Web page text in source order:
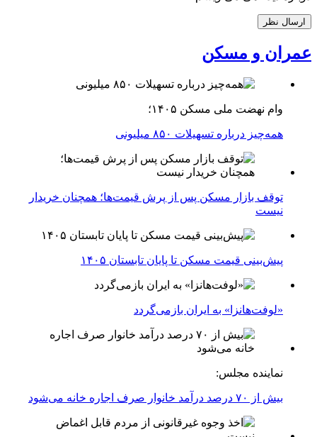
عمران و مسکن
وام نهضت ملی مسکن ۱۴۰۵؛
همه‌چیز درباره تسهیلات ۸۵۰ میلیونی
توقف بازار مسکن پس از پرش قیمت‌ها؛ همچنان خریدار
نیست
پیش‌بینی قیمت مسکن تا پایان تابستان ۱۴۰۵
«لوفت‌هانزا» به ایران بازمی‌گردد
نماینده مجلس:
بیش از ۷۰ درصد درآمد خانوار صرف اجاره خانه می‌شود